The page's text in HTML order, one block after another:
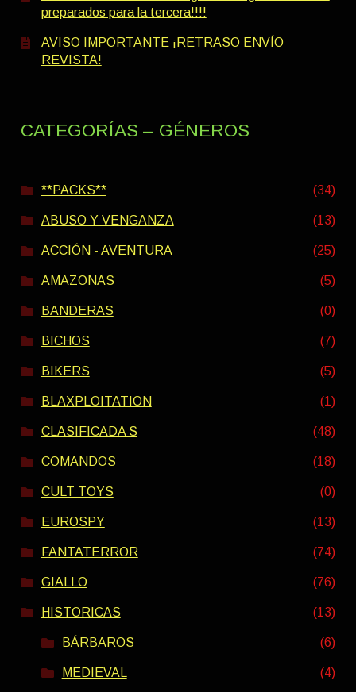
preparados para la tercera!!!!
AVISO IMPORTANTE ¡RETRASO ENVÍO
REVISTA!
CATEGORÍAS – GÉNEROS
**PACKS** (34)
ABUSO Y VENGANZA (13)
ACCIÓN - AVENTURA (25)
AMAZONAS (5)
BANDERAS (0)
BICHOS (7)
BIKERS (5)
BLAXPLOITATION (1)
CLASIFICADA S (48)
COMANDOS (18)
CULT TOYS (0)
EUROSPY (13)
FANTATERROR (74)
GIALLO (76)
HISTORICAS (13)
BÁRBAROS (6)
MEDIEVAL (4)